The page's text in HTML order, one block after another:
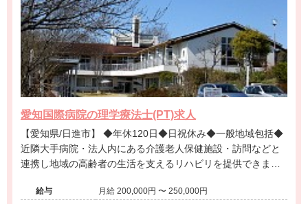
愛知国際病院の理学療法士(PT)求人
【愛知県/日進市】 ◆年休120日◆日祝休み◆一般地域包括◆
近隣大手病院・法人内にある介護老人保健施設・訪問などと
連携し地域の高齢者の生活を支えるリハビリを提供できます
◆リハビリ職の募集です◆
給与
月給 200,000円 〜 250,000円